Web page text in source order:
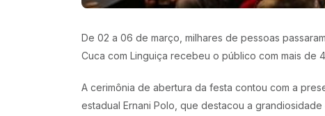
De 02 a 06 de março, milhares de pessoas
Cuca com Linguiça recebeu o público com mais de
A cerimônia de abertura da festa contou com a
estadual Ernani Polo, que destacou a